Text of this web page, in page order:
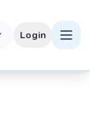
Login